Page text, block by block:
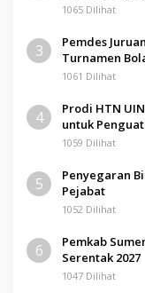
1065 Dilihat
3
Pemdes
Turnamen
1061 Dilihat
4
Prodi HTN
untuk
1059 Dilihat
5
Penyegaran
Pejabat
1052 Dilihat
6
Pemkab
Serentak 2027
1047 Dilihat